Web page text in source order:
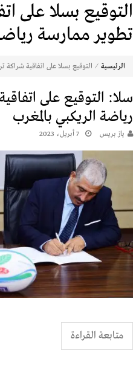
التوقيع بسلا على
تطوير ممارسة
الرئيسية ⁄ التوقيع بسلا على اتفاقية شراكة
سلا: التوقيع على
رياضة الريكبي بالمغرب
يـاز بريـس 7 أبريل، 2023
متابعة القراءة